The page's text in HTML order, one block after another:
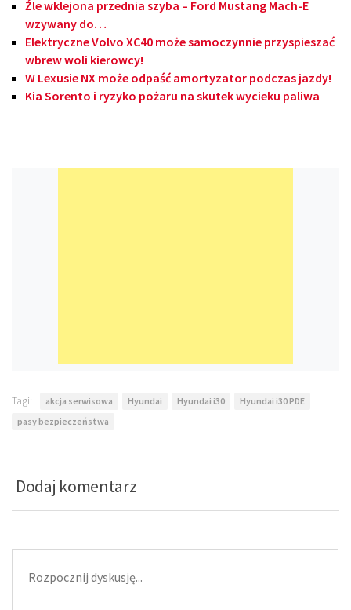
Źle wklejona przednia szyba – Ford Mustang Mach-E
wzywany do…
Elektryczne Volvo XC40 może samoczynnie przyspieszać
wbrew woli kierowcy!
W Lexusie NX może odpaść amortyzator podczas jazdy!
Kia Sorento i ryzyko pożaru na skutek wycieku paliwa
Tagi: akcja serwisowa Hyundai Hyundai i30
Hyundai i30 PDE
pasy bezpieczeństwa
Dodaj komentarz